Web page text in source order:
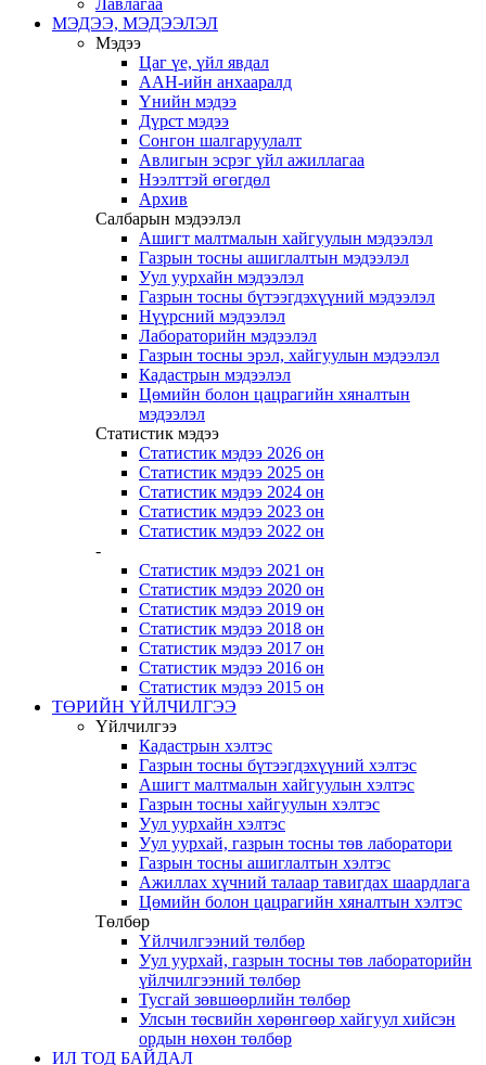
Лавлагаа
МЭДЭЭ, МЭДЭЭЛЭЛ
Мэдээ
Цаг үе, үйл явдал
ААН-ийн анхааралд
Үнийн мэдээ
Дүрст мэдээ
Сонгон шалгаруулалт
Авлигын эсрэг үйл ажиллагаа
Нээлттэй өгөгдөл
Архив
Салбарын мэдээлэл
Ашигт малтмалын хайгуулын мэдээлэл
Газрын тосны ашиглалтын мэдээлэл
Уул уурхайн мэдээлэл
Газрын тосны бүтээгдэхүүний мэдээлэл
Нүүрсний мэдээлэл
Лабораторийн мэдээлэл
Газрын тосны эрэл, хайгуулын мэдээлэл
Кадастрын мэдээлэл
Цөмийн болон цацрагийн хяналтын
мэдээлэл
Статистик мэдээ
Статистик мэдээ 2026 он
Статистик мэдээ 2025 он
Статистик мэдээ 2024 он
Статистик мэдээ 2023 он
Статистик мэдээ 2022 он
-
Статистик мэдээ 2021 он
Статистик мэдээ 2020 он
Статистик мэдээ 2019 он
Статистик мэдээ 2018 он
Статистик мэдээ 2017 он
Статистик мэдээ 2016 он
Статистик мэдээ 2015 он
ТӨРИЙН ҮЙЛЧИЛГЭЭ
Үйлчилгээ
Кадастрын хэлтэс
Газрын тосны бүтээгдэхүүний хэлтэс
Ашигт малтмалын хайгуулын хэлтэс
Газрын тосны хайгуулын хэлтэс
Уул уурхайн хэлтэс
Уул уурхай, газрын тосны төв лаборатори
Газрын тосны ашиглалтын хэлтэс
Ажиллах хүчний талаар тавигдах шаардлага
Цөмийн болон цацрагийн хяналтын хэлтэс
Төлбөр
Үйлчилгээний төлбөр
Уул уурхай, газрын тосны төв лабораторийн
үйлчилгээний төлбөр
Тусгай зөвшөөрлийн төлбөр
Улсын төсвийн хөрөнгөөр хайгуул хийсэн
ордын нөхөн төлбөр
ИЛ ТОД БАЙДАЛ